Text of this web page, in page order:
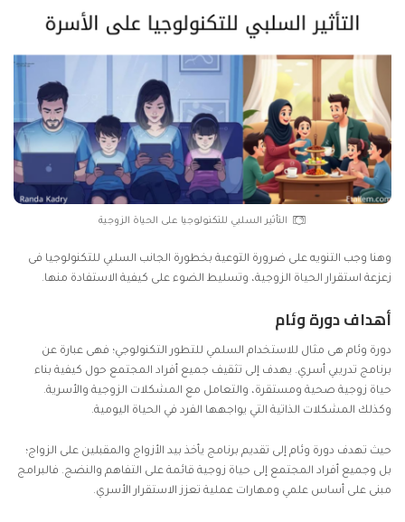
التأثير السلبي للتكنولوجيا على الحياة الزوجية
وهنا وجب التنويه على ضرورة التوعية بخطورة الجانب السلبي للتكنولوجيا فى
زعزعة استقرار الحياة الزوجية، وتسليط الضوء على كيفية الاستفادة منها.
أهداف دورة وئام
دورة وئام هى مثال للاستخدام السلمي للتطور التكنولوجي؛ فهى عبارة عن
برنامج تدريبي أسري. يهدف إلى تثقيف جميع أفراد المجتمع حول كيفية بناء
حياة زوجية صحية ومستقرة، والتعامل مع المشكلات الزوجية والأسرية.
وكذلك المشكلات الذاتية التي يواجهها الفرد في الحياة اليومية.
حيث تهدف دورة وئام إلى تقديم برنامج يأخذ بيد الأزواج والمقبلين على الزواج؛
بل وجميع أفراد المجتمع إلى حياة زوجية قائمة على التفاهم والنضج. فالبرامج
مبنى على أساس علمي ومهارات عملية تعزز الاستقرار الأسري.